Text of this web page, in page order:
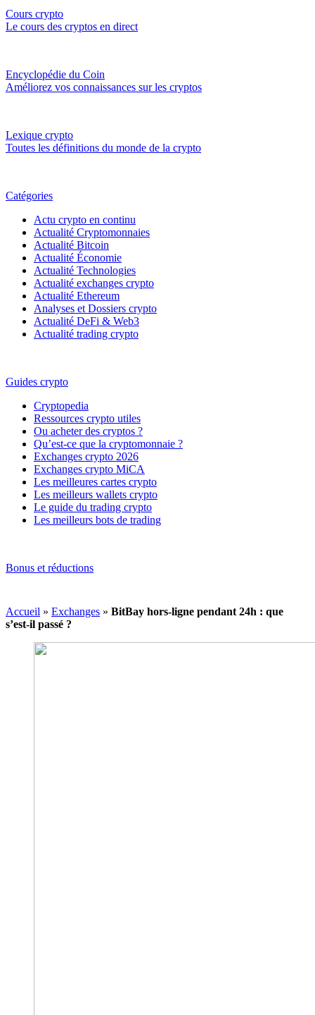
Cours crypto
Le cours des cryptos en direct
Encyclopédie du Coin
Améliorez vos connaissances sur les cryptos
Lexique crypto
Toutes les définitions du monde de la crypto
Catégories
Actu crypto en continu
Actualité Cryptomonnaies
Actualité Bitcoin
Actualité Économie
Actualité Technologies
Actualité exchanges crypto
Actualité Ethereum
Analyses et Dossiers crypto
Actualité DeFi & Web3
Actualité trading crypto
Guides crypto
Cryptopedia
Ressources crypto utiles
Ou acheter des cryptos ?
Qu’est-ce que la cryptomonnaie ?
Exchanges crypto 2026
Exchanges crypto MiCA
Les meilleures cartes crypto
Les meilleurs wallets crypto
Le guide du trading crypto
Les meilleurs bots de trading
Bonus et réductions
Accueil » Exchanges » BitBay hors-ligne pendant 24h : que
s’est-il passé ?